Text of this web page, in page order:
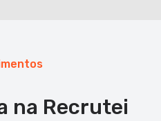
na Recrutei